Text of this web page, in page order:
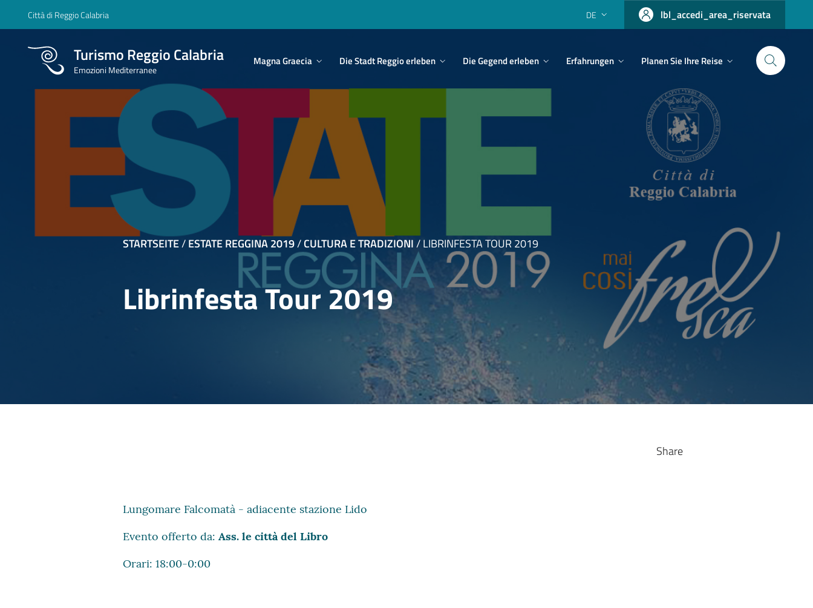
Città di Reggio Calabria DE lbl_accedi_area_riservata
Turismo Reggio Calabria
Emozioni Mediterranee Main
navigation
Magna Graecia Die Stadt Reggio erleben Die Gegend erleben Erfahrungen Planen Sie Ihre Reise
STARTSEITE/ESTATE REGGINA 2019/CULTURA E TRADIZIONI/LIBRINFESTA TOUR 2019
Librinfesta Tour 2019
Share
Lungomare Falcomatà - adiacente stazione Lido
Evento offerto da: Ass. le città del Libro
Orari: 18:00-0:00